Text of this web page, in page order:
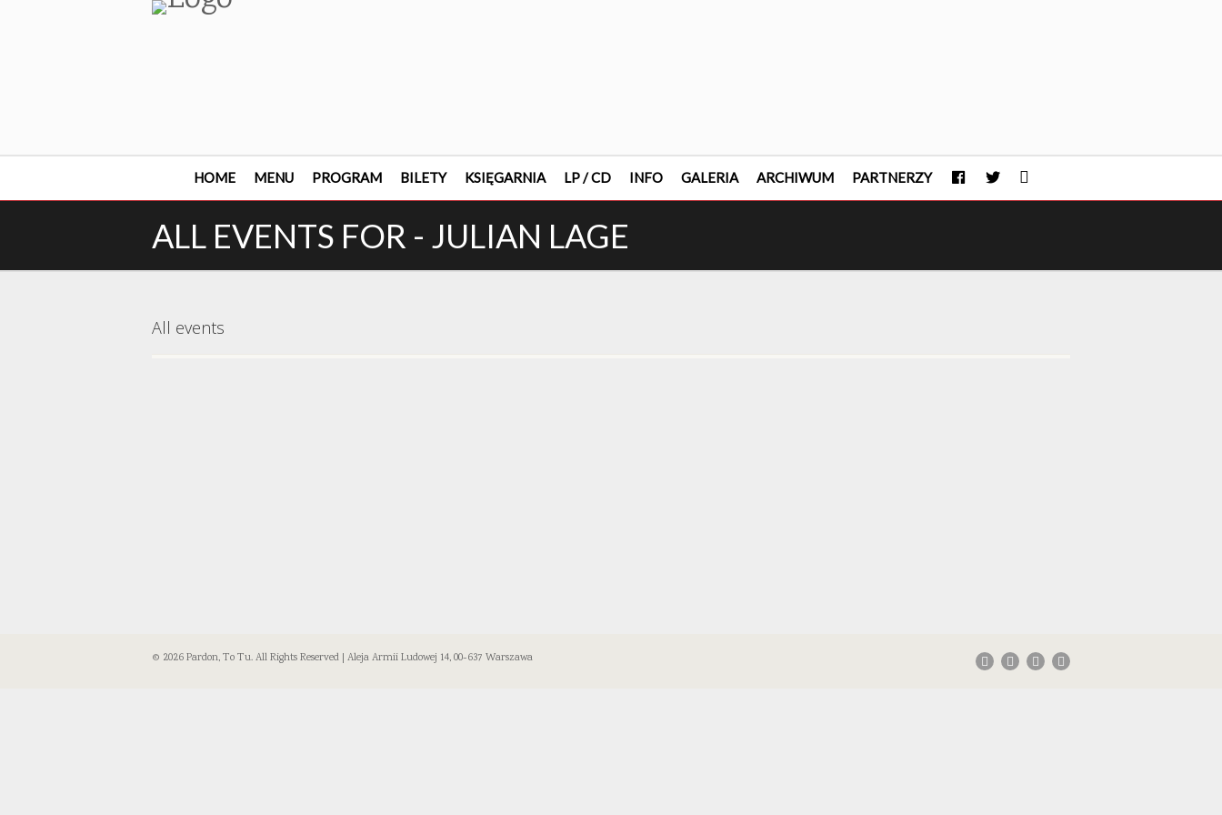
HOME MENU PROGRAM BILETY KSIĘGARNIA LP / CD INFO GALERIA ARCHIWUM PARTNERZY FACEBOOK
TWITTERINSTAGRAM
ALL EVENTS FOR - JULIAN LAGE
All events
© 2026 Pardon, To Tu. All Rights Reserved | Aleja Armii Ludowej 14, 00-637 Warszawa